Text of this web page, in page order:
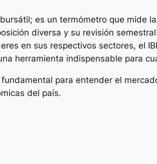
es un termómetro que mide
diversa y su revisión
en sus respectivos sectores, el
herramienta indispensable para
para entender el
del país.